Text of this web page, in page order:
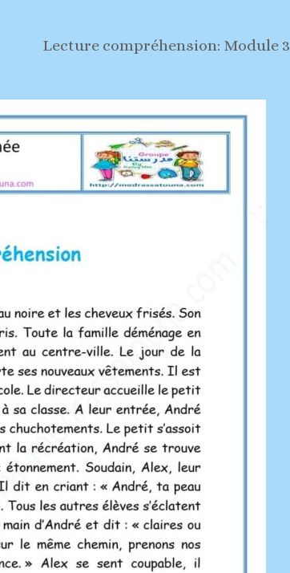
Lecture compréhension: Module 3